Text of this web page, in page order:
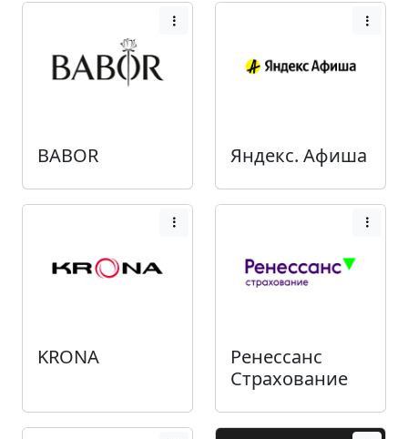
BABOR Яндекс. Афиша
KRONA
Ренессанс
Страхование